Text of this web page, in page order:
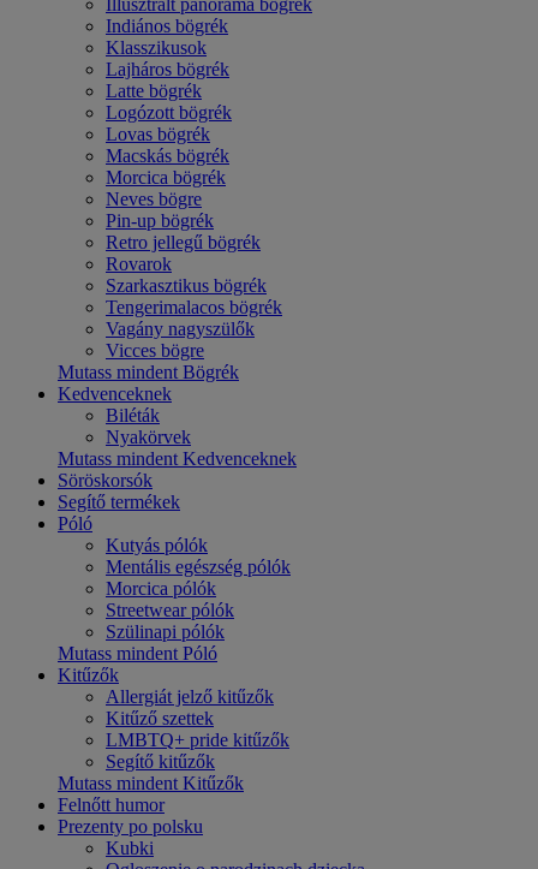
Illusztrált panoráma bögrék
Indiános bögrék
Klasszikusok
Lajháros bögrék
Latte bögrék
Logózott bögrék
Lovas bögrék
Macskás bögrék
Morcica bögrék
Neves bögre
Pin-up bögrék
Retro jellegű bögrék
Rovarok
Szarkasztikus bögrék
Tengerimalacos bögrék
Vagány nagyszülők
Vicces bögre
Mutass mindent Bögrék
Kedvenceknek
Biléták
Nyakörvek
Mutass mindent Kedvenceknek
Söröskorsók
Segítő termékek
Póló
Kutyás pólók
Mentális egészség pólók
Morcica pólók
Streetwear pólók
Szülinapi pólók
Mutass mindent Póló
Kitűzők
Allergiát jelző kitűzők
Kitűző szettek
LMBTQ+ pride kitűzők
Segítő kitűzők
Mutass mindent Kitűzők
Felnőtt humor
Prezenty po polsku
Kubki